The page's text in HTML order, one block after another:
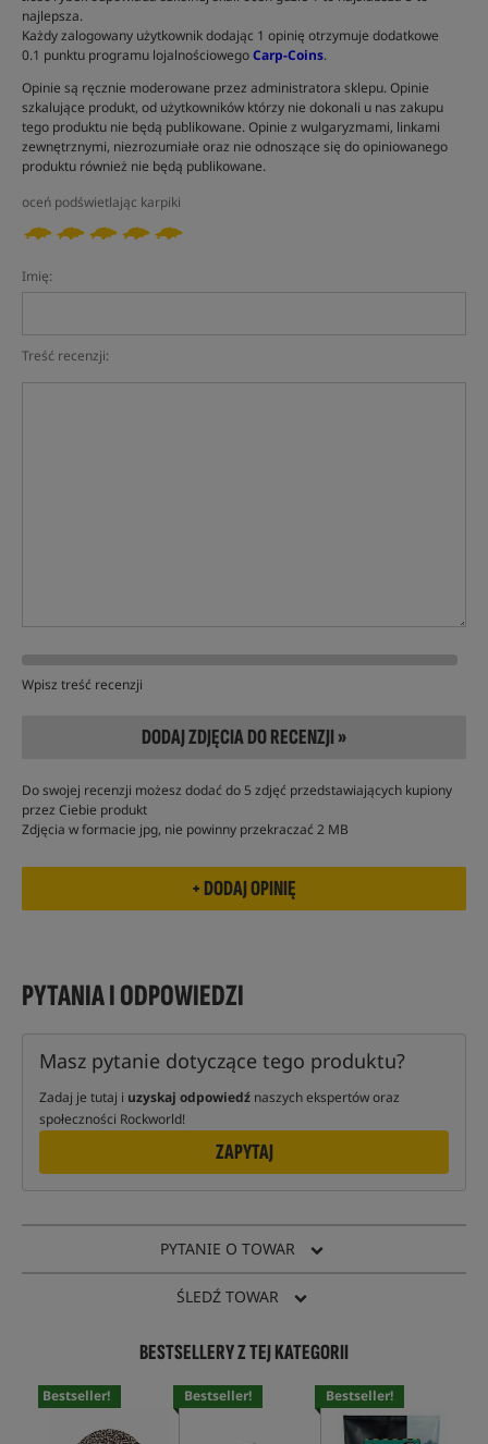
najlepsza.
Każdy zalogowany użytkownik dodając 1 opinię otrzymuje dodatkowe
0.1 punktu programu lojalnościowegoCarp-Coins.
Opinie są ręcznie moderowane przez administratora sklepu. Opinie
szkalujące produkt, od użytkowników którzy nie dokonali u nas zakupu
tego produktu nie będą publikowane. Opinie z wulgaryzmami, linkami
zewnętrznymi, niezrozumiałe oraz nie odnoszące się do opiniowanego
produktu również nie będą publikowane.
oceń podświetlając karpiki
Imię:
Treść recenzji:
Wpisz treść recenzji
DODAJ ZDJĘCIA DO RECENZJI »
Do swojej recenzji możesz dodać do 5 zdjęć przedstawiających kupiony
przez Ciebie produkt
Zdjęcia w formacie jpg, nie powinny przekraczać 2 MB
PYTANIA I ODPOWIEDZI
Masz pytanie dotyczące tego produktu?
Zadaj je tutaj i uzyskaj odpowiedź naszych ekspertów oraz
społeczności Rockworld!
ZAPYTAJ
PYTANIE O TOWAR
ŚLEDŹ TOWAR
BESTSELLERY Z TEJ KATEGORII
Bestseller! Bestseller! Bestseller!